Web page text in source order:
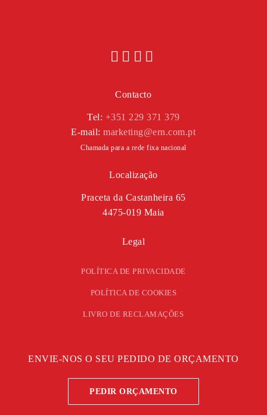
Contacto
Tel: +351 229 371 379
E-mail:marketing@ern.com.pt
Chamada para a rede fixa nacional
Localização
Praceta da Castanheira 65
4475-019 Maia
Legal
POLÍTICA DE PRIVACIDADE
POLÍTICA DE COOKIES
LIVRO DE RECLAMAÇÕES
ENVIE-NOS O SEU PEDIDO DE ORÇAMENTO
PEDIR ORÇAMENTO